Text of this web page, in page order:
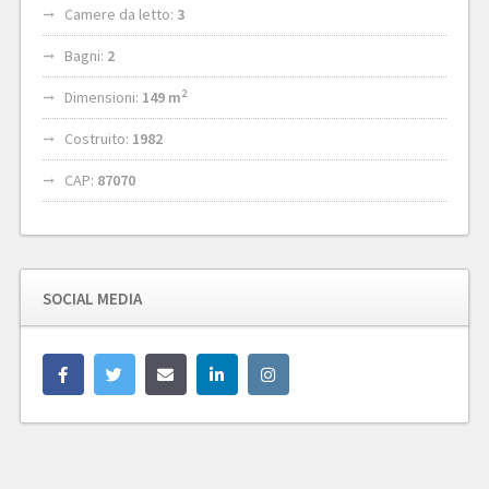
Camere da letto: 3
Bagni: 2
Dimensioni: 149 m2
Costruito: 1982
CAP: 87070
SOCIAL MEDIA